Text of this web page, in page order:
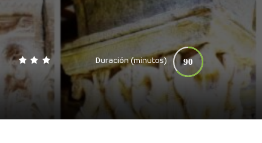
Duración (minutos) 90
0 140